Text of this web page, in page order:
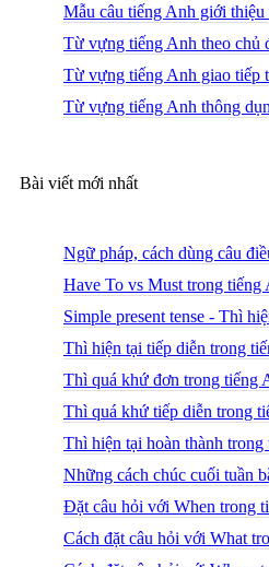
Mẫu câu tiếng Anh giới thiệu
Từ vựng tiếng Anh theo chủ
Từ vựng tiếng Anh giao tiếp
Từ vựng tiếng Anh thông
Bài viết mới nhất
Ngữ pháp, cách dùng câu
Have To vs Must trong tiếng
Simple present tense - Thì
Thì hiện tại tiếp diễn trong
Thì quá khứ đơn trong tiếng
Thì quá khứ tiếp diễn trong
Thì hiện tại hoàn thành trong
Những cách chúc cuối tuần
Đặt câu hỏi với When trong
Cách đặt câu hỏi với What